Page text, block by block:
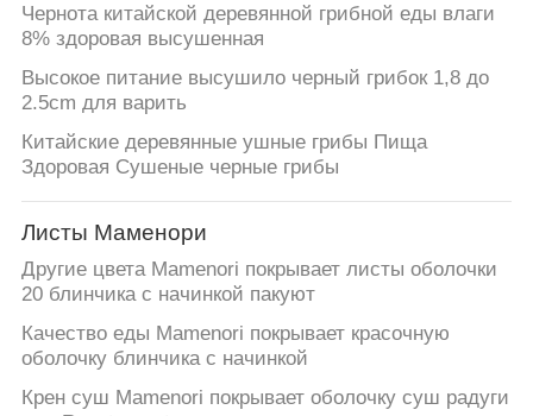
Чернота китайской деревянной грибной еды влаги
8% здоровая высушенная
Высокое питание высушило черный грибок 1,8 до
2.5cm для варить
Китайские деревянные ушные грибы Пища
Здоровая Сушеные черные грибы
Листы Маменори
Другие цвета Mamenori покрывает листы оболочки
20 блинчика с начинкой пакуют
Качество еды Mamenori покрывает красочную
оболочку блинчика с начинкой
Крен суш Mamenori покрывает оболочку суш радуги